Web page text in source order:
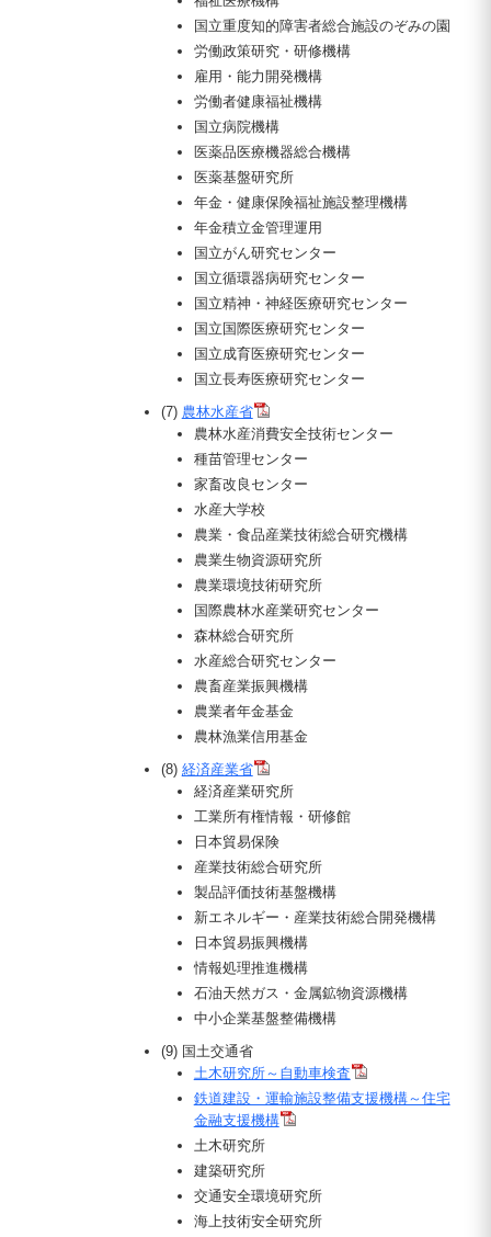
国立重度知的障害者総合施設のぞみの園
労働政策研究・研修機構
雇用・能力開発機構
労働者健康福祉機構
国立病院機構
医薬品医療機器総合機構
医薬基盤研究所
年金・健康保険福祉施設整理機構
年金積立金管理運用
国立がん研究センター
国立循環器病研究センター
国立精神・神経医療研究センター
国立国際医療研究センター
国立成育医療研究センター
国立長寿医療研究センター
(7) 農林水産省
農林水産消費安全技術センター
種苗管理センター
家畜改良センター
水産大学校
農業・食品産業技術総合研究機構
農業生物資源研究所
農業環境技術研究所
国際農林水産業研究センター
森林総合研究所
水産総合研究センター
農畜産業振興機構
農業者年金基金
農林漁業信用基金
(8) 経済産業省
経済産業研究所
工業所有権情報・研修館
日本貿易保険
産業技術総合研究所
製品評価技術基盤機構
新エネルギー・産業技術総合開発機構
日本貿易振興機構
情報処理推進機構
石油天然ガス・金属鉱物資源機構
中小企業基盤整備機構
(9) 国土交通省
土木研究所～自動車検査
鉄道建設・運輸施設整備支援機構～住宅
金融支援機構
土木研究所
建築研究所
交通安全環境研究所
海上技術安全研究所